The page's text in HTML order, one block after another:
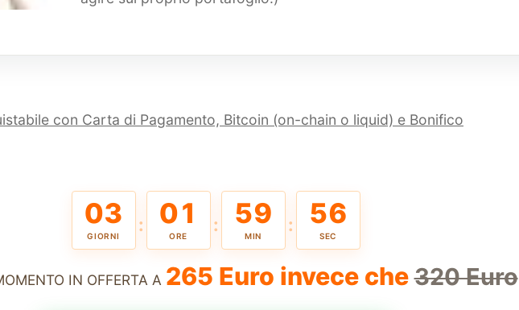
con Carta di Pagamento, Bitcoin (on-chain o liquid) e Bonifico
03
GIORNI
: 01
ORE
: 59
MIN
: 55
SEC
IN OFFERTA A 265 Euro invece che320 Euro